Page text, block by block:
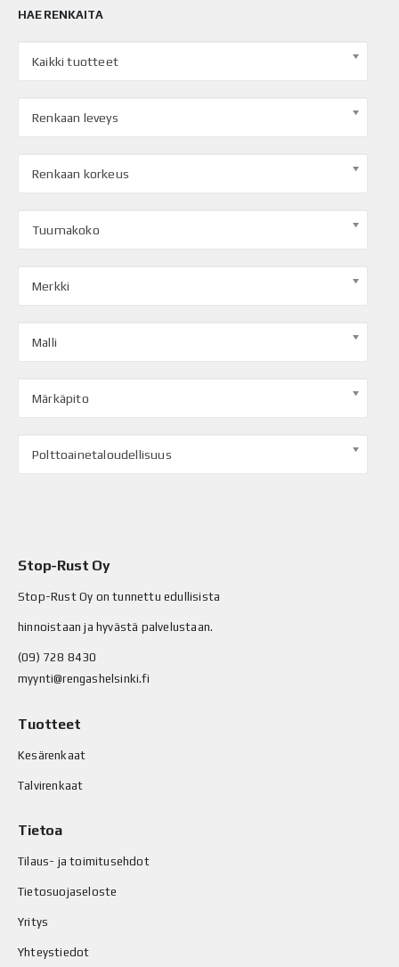
HAE RENKAITA
Kaikki tuotteet
Renkaan leveys
Renkaan korkeus
Tuumakoko
Merkki
Malli
Märkäpito
Polttoainetaloudellisuus
Stop-Rust Oy
Stop-Rust Oy on tunnettu edullisista
hinnoistaan ja hyvästä palvelustaan.
(09) 728 8430
myynti@rengashelsinki.fi
Tuotteet
Kesärenkaat
Talvirenkaat
Tietoa
Tilaus- ja toimitusehdot
Tietosuojaseloste
Yritys
Yhteystiedot